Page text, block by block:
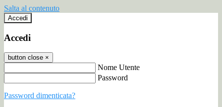
Salta al contenuto
Accedi
Accedi
button close ×
Nome Utente
Password
Password dimenticata?